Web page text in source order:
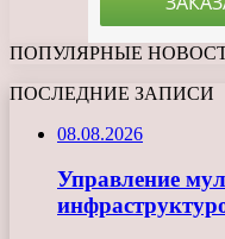
ПОПУЛЯРНЫЕ
ПОСЛЕДНИЕ ЗАПИСИ
08.08.2026
Управление